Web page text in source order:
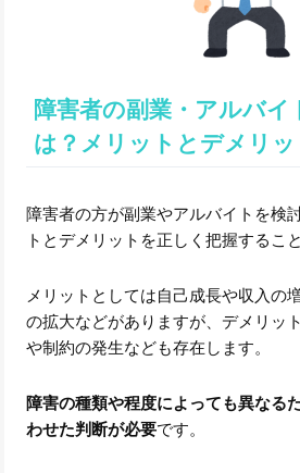
障害者の副業・アルバ
は？メリットとデメリ
障害者の方が副業やアルバイトを検
トとデメリットを正しく把握するこ
メリットとしては自己成長や収入の
の拡大などがありますが、デメリッ
や制約の発生なども存在します。
障害の種類や程度によっても異なる
わせた判断が必要です。